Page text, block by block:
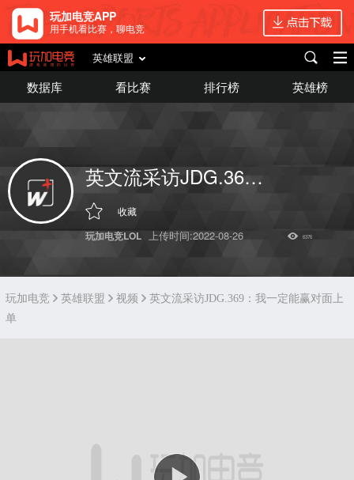
玩加电竞APP
用手机看比赛，聊电竞
英雄联盟
数据库 看比赛 排行榜 英雄榜
英文流采访JDG.369：我一定能赢对面上单
收藏
玩加电竞LOL 上传时间:2022-08-26 6376
玩加电竞 英雄联盟 视频
英文流采访JDG.369：我一定能赢对面上
单